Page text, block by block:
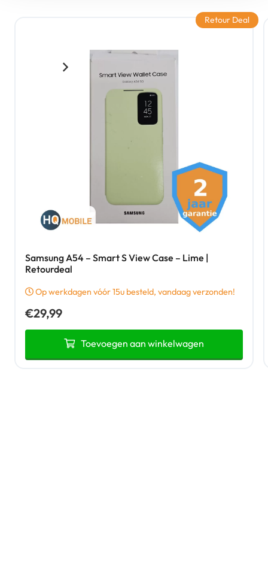
Samsung A54 – Smart S View Case – Lime |
Retourdeal
Op werkdagen vóór 15u besteld, vandaag verzonden!
€29,99
Toevoegen aan winkelwagen
Retour Deal